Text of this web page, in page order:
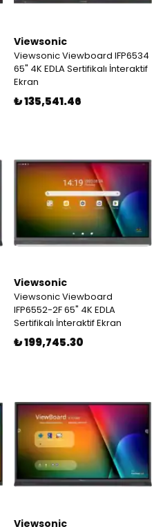
Viewsonic
Viewsonic Viewboard IFP6534
65" 4K EDLA Sertifikalı İnteraktif
Ekran
₺ 135,541.46
Viewsonic
Viewsonic Viewboard
IFP6552-2F 65" 4K EDLA
Sertifikalı İnteraktif Ekran
₺ 199,745.30
Viewsonic